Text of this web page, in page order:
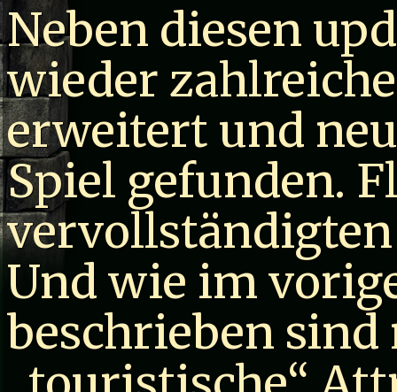
Neben diesen
wieder
erweitert und
Spiel gefunden.
Und wie im
beschrieben sind